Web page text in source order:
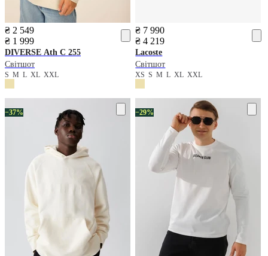
₴ 2 549
₴ 1 999
DIVERSE Ath C 255
Світшот
S M L XL XXL
₴ 7 990
₴ 4 219
Lacoste
Світшот
XSSMLXLXXL
−37% −29%